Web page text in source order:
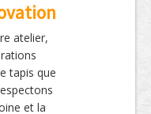
atelier,
tapis que
et la